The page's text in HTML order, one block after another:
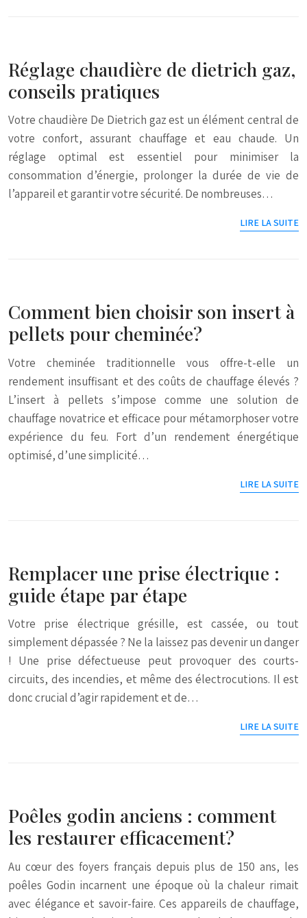
Réglage chaudière de dietrich gaz,
conseils pratiques
Votre chaudière De Dietrich gaz est un élément central de
votre confort, assurant chauffage et eau chaude. Un
réglage optimal est essentiel pour minimiser la
consommation d’énergie, prolonger la durée de vie de
l’appareil et garantir votre sécurité. De nombreuses…
LIRE LA SUITE
Comment bien choisir son insert à
pellets pour cheminée?
Votre cheminée traditionnelle vous offre-t-elle un
rendement insuffisant et des coûts de chauffage élevés ?
L’insert à pellets s’impose comme une solution de
chauffage novatrice et efficace pour métamorphoser votre
expérience du feu. Fort d’un rendement énergétique
optimisé, d’une simplicité…
LIRE LA SUITE
Remplacer une prise électrique :
guide étape par étape
Votre prise électrique grésille, est cassée, ou tout
simplement dépassée ? Ne la laissez pas devenir un danger
! Une prise défectueuse peut provoquer des courts-
circuits, des incendies, et même des électrocutions. Il est
donc crucial d’agir rapidement et de…
LIRE LA SUITE
Poêles godin anciens : comment
les restaurer efficacement?
Au cœur des foyers français depuis plus de 150 ans, les
poêles Godin incarnent une époque où la chaleur rimait
avec élégance et savoir-faire. Ces appareils de chauffage,